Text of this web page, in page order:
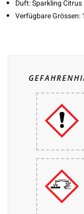
Duft: Sparkling Citrus
Verfügbare Grössen: